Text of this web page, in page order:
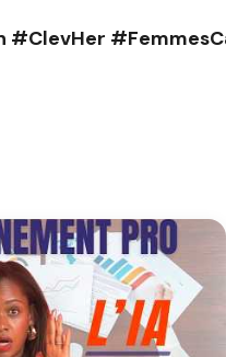
#ClevHer